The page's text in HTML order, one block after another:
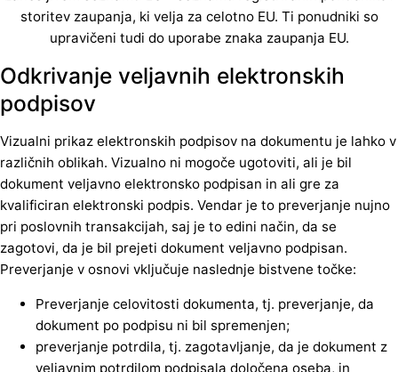
storitev zaupanja, ki velja za celotno EU. Ti ponudniki so
upravičeni tudi do uporabe znaka zaupanja EU.
Odkrivanje veljavnih elektronskih
podpisov
Vizualni prikaz elektronskih podpisov na dokumentu je lahko v
različnih oblikah. Vizualno ni mogoče ugotoviti, ali je bil
dokument veljavno elektronsko podpisan in ali gre za
kvalificiran elektronski podpis. Vendar je to preverjanje nujno
pri poslovnih transakcijah, saj je to edini način, da se
zagotovi, da je bil prejeti dokument veljavno podpisan.
Preverjanje v osnovi vključuje naslednje bistvene točke:
Preverjanje celovitosti dokumenta, tj. preverjanje, da
dokument po podpisu ni bil spremenjen;
preverjanje potrdila, tj. zagotavljanje, da je dokument z
veljavnim potrdilom podpisala določena oseba, in